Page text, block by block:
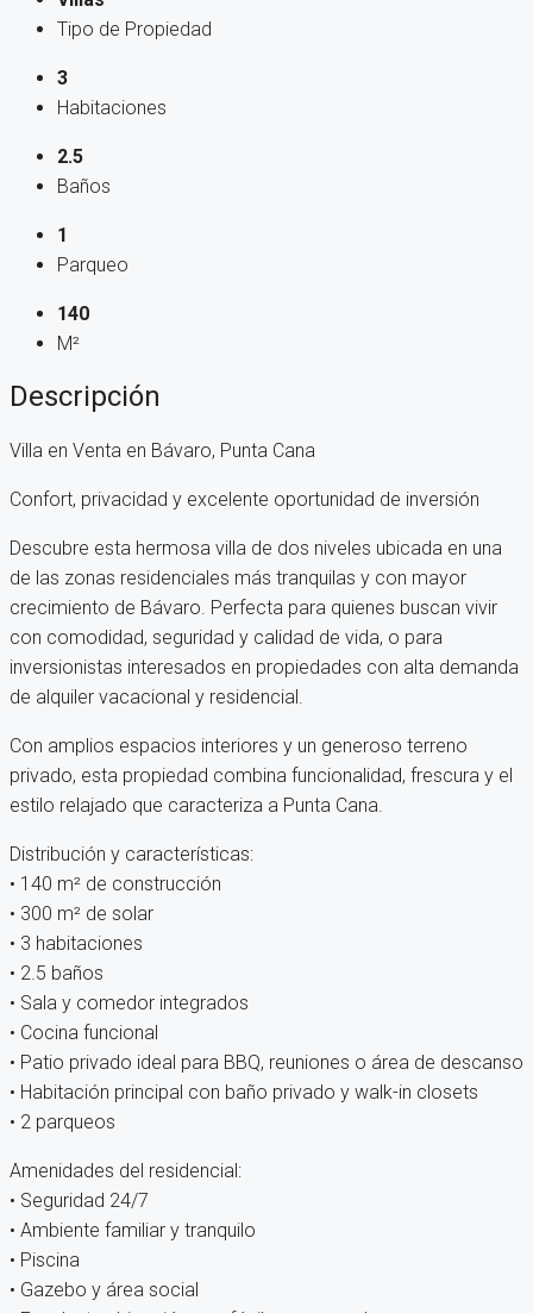
Tipo de Propiedad
3
Habitaciones
2.5
Baños
1
Parqueo
140
M²
Descripción
Villa en Venta en Bávaro, Punta Cana
Confort, privacidad y excelente oportunidad de inversión
Descubre esta hermosa villa de dos niveles ubicada en una
de las zonas residenciales más tranquilas y con mayor
crecimiento de Bávaro. Perfecta para quienes buscan vivir
con comodidad, seguridad y calidad de vida, o para
inversionistas interesados en propiedades con alta demanda
de alquiler vacacional y residencial.
Con amplios espacios interiores y un generoso terreno
privado, esta propiedad combina funcionalidad, frescura y el
estilo relajado que caracteriza a Punta Cana.
Distribución y características:
• 140 m² de construcción
• 300 m² de solar
• 3 habitaciones
• 2.5 baños
• Sala y comedor integrados
• Cocina funcional
• Patio privado ideal para BBQ, reuniones o área de descanso
• Habitación principal con baño privado y walk-in closets
• 2 parqueos
Amenidades del residencial:
• Seguridad 24/7
• Ambiente familiar y tranquilo
• Piscina
• Gazebo y área social